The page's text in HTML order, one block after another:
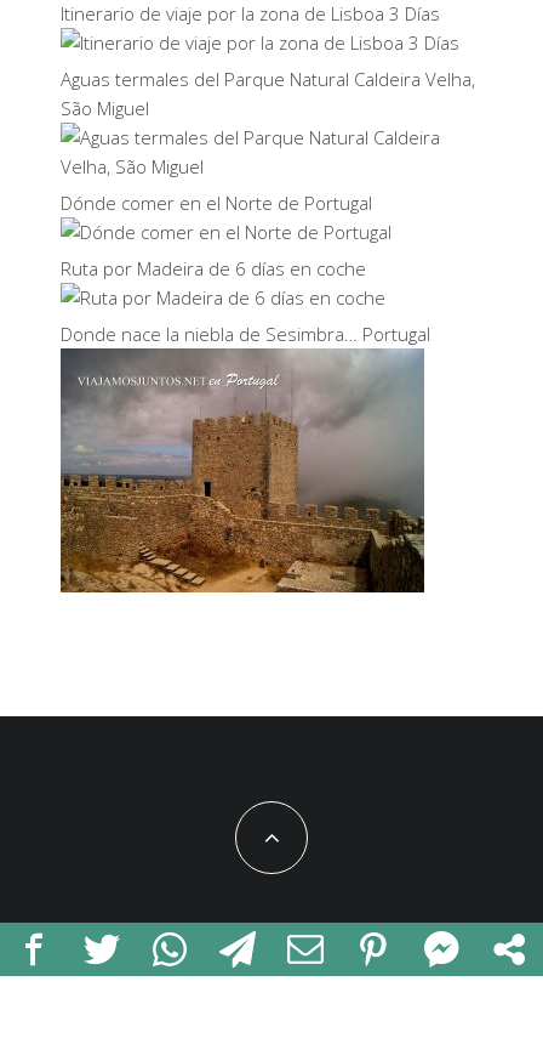
Itinerario de viaje por la zona de Lisboa 3 Días
Aguas termales del Parque Natural Caldeira Velha,
São Miguel
Dónde comer en el Norte de Portugal
Ruta por Madeira de 6 días en coche
Donde nace la niebla de Sesimbra… Portugal